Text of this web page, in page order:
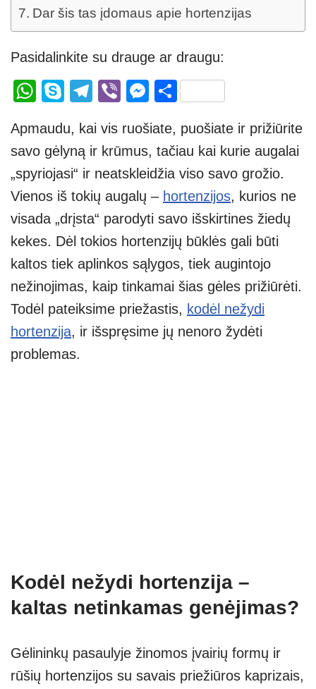
Dar šis tas įdomaus apie hortenzijas
Pasidalinkite su drauge ar draugu:
W
at
s
A
p
p
S
p
e
T
e
gr
a
m
Vi
er
M
ss
e
n
g
er
S
ar
e
Apmaudu, kai vis ruošiate, puošiate ir prižiūrite
savo gėlyną ir krūmus, tačiau kai kurie augalai
„spyriojasi“ ir neatskleidžia viso savo grožio.
Vienos iš tokių augalų – hortenzijos, kurios ne
visada „drįsta“ parodyti savo išskirtines žiedų
kekes. Dėl tokios hortenzijų būklės gali būti
kaltos tiek aplinkos sąlygos, tiek augintojo
nežinojimas, kaip tinkamai šias gėles prižiūrėti.
Todėl pateiksime priežastis, kodėl nežydi
hortenzija, ir išspręsime jų nenoro žydėti
problemas.
Kodėl nežydi hortenzija –
kaltas netinkamas genėjimas?
Gėlininkų pasaulyje žinomos įvairių formų ir
rūšių hortenzijos su savais priežiūros kaprizais,